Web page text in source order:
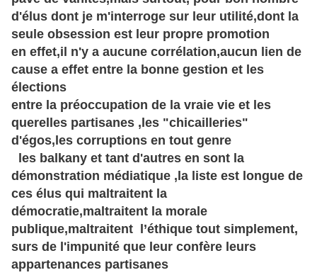
d'élus dont je m'interroge sur leur utilité,dont la
seule obsession est leur propre promotion
en effet,il n'y a aucune corrélation,aucun lien de
cause a effet entre la bonne gestion et les
élections
entre la préoccupation de la vraie vie et les
querelles partisanes ,les "chicailleries"
d'égos,les corruptions en tout genre
les balkany et tant d'autres en sont la
démonstration médiatique ,la liste est longue de
ces élus qui maltraitent la
démocratie,maltraitent la morale
publique,maltraitent
l’éthique tout simplement,
surs de l'impunité que leur confère leurs
appartenances partisanes